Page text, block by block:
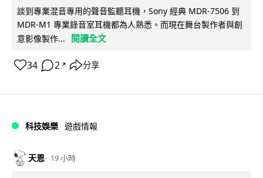
談到專業混音專用的聲音監聽耳機，Sony 經典 MDR-7506 到
MDR-M1 專業錄音室耳機都為人熟悉。而現在舞台製作者與創
意影像製作...
閱讀全文
34 2 ↗ 分享
科技娛樂 遊戲情報
天恩 19 小時